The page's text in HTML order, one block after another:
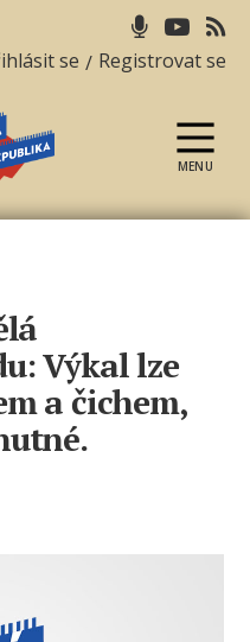
se / Registrovat se
MENU
Výkal lze
a čichem,